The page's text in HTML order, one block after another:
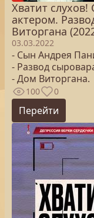
Хватит
актером.
Виторгана
03.03.2022
- Сын Андрея
- Развод
- Дом Виторгана.
100 0
Перейти